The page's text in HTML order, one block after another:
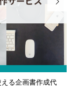
ザインの単発依頼か